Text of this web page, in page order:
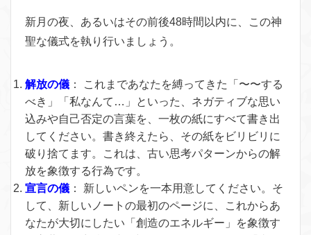
新月の夜、あるいはその前後48時間以内に、この神
聖な儀式を執り行いましょう。
解放の儀 ：
これまであなたを縛ってきた「〜〜する
べき」「私なんて…」といった、ネガティブな思い
込みや自己否定の言葉を、一枚の紙にすべて書き出
してください。書き終えたら、その紙をビリビリに
破り捨てます。これは、古い思考パターンからの解
放を象徴する行為です。
宣言の儀 ：
新しいペンを一本用意してください。そ
して、新しいノートの最初のページに、これからあ
なたが大切にしたい「創造のエネルギー」を象徴す